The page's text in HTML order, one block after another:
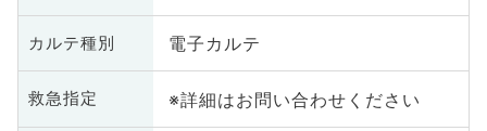
カルテ種別 電子カルテ
救急指定 ※詳細はお問い合わせください